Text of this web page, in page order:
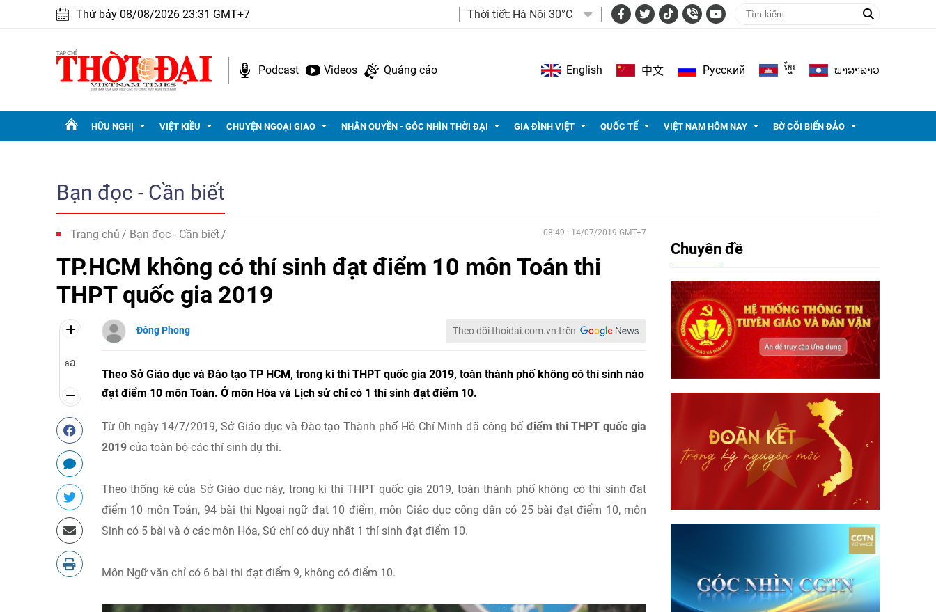
Thứ bảy 08/08/2026 23:31 GMT+7 Thời tiết: Hà Nội 30°C
Podcast Videos Quảng cáo English 中文 Pусский ខ្មែរ ພາ​ສາ​ລາວ
HỮU NGHỊ VIỆT KIỀU CHUYỆN NGOẠI GIAO NHÂN QUYỀN - GÓC NHÌN THỜI ĐẠI GIA ĐÌNH VIỆT QUỐC TẾ VIỆT NAM HÔM NAY BỜ CÕI BIỂN ĐẢO
Bạn đọc - Cần biết
Trang chủ Bạn đọc - Cần biết 08:49 | 14/07/2019 GMT+7
TP.HCM không có thí sinh đạt điểm 10 môn Toán thi
THPT quốc gia 2019
aa
Đông Phong Theo dõi thoidai.com.vn trên
Theo Sở Giáo dục và Đào tạo TP HCM, trong kì thi THPT quốc gia 2019, toàn thành phố không có thí sinh nào
đạt điểm 10 môn Toán. Ở môn Hóa và Lịch sử chỉ có 1 thí sinh đạt điểm 10.
Từ 0h ngày 14/7/2019, Sở Giáo dục và Đào tạo Thành phố Hồ Chí Minh đã công bố điểm thi THPT quốc gia
2019 của toàn bộ các thí sinh dự thi.
Theo thống kê của Sở Giáo dục này, trong kì thi THPT quốc gia 2019, toàn thành phố không có thí sinh đạt
điểm 10 môn Toán, 94 bài thi Ngoại ngữ đạt 10 điểm, môn Giáo dục công dân có 25 bài đạt điểm 10, môn
Sinh có 5 bài và ở các môn Hóa, Sử chỉ có duy nhất 1 thí sinh đạt điểm 10.
Môn Ngữ văn chỉ có 6 bài thi đạt điểm 9, không có điểm 10.
Chuyên đề